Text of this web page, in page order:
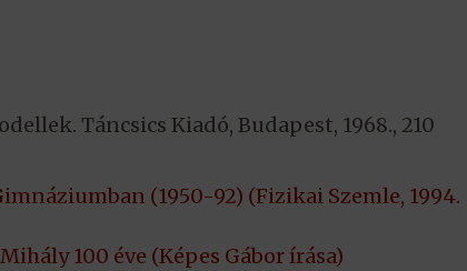
Táncsics Kiadó, Budapest, 1968., 210
(1950-92) (Fizikai Szemle, 1994.
100 éve (Képes Gábor írása)